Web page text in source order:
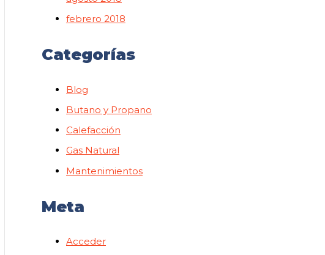
febrero 2018
Categorías
Blog
Butano y Propano
Calefacción
Gas Natural
Mantenimientos
Meta
Acceder